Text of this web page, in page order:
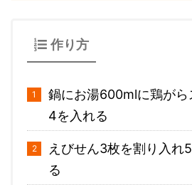
作り方
鍋にお湯600mlに鶏がら
4を入れる
えびせん3枚を割り入れ
る